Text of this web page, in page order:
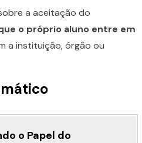
a aceitação do
o próprio aluno entre em
a instituição, órgão ou
o Papel do